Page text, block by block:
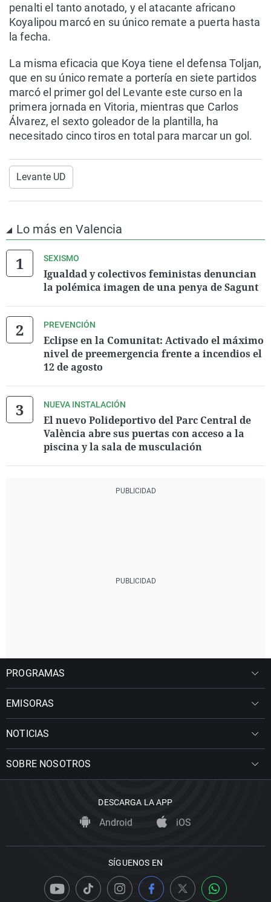
penalti el tanto anotado, y el atacante africano
Koyalipou marcó en su único remate a puerta hasta
la fecha.
La misma eficacia que Koya tiene el defensa Toljan,
que en su único remate a portería en siete partidos
marcó el primer gol del Levante este curso en la
primera jornada en Vitoria, mientras que Carlos
Álvarez, el sexto goleador de la plantilla, ha
necesitado cinco tiros en total para marcar un gol.
Levante UD
Lo más en Valencia
SEXISMO
Igualdad y colectivos feministas denuncian
la polémica imagen de una penya de Sagunt
PREVENCIÓN
Eclipse en la Comunitat: Activado el máximo
nivel de preemergencia frente a incendios el
12 de agosto
NUEVA INSTALACIÓN
El nuevo Polideportivo del Parc Central de
València abre sus puertas con acceso a la
piscina y la sala de musculación
PROGRAMAS
EMISORAS
NOTICIAS
SOBRE NOSOTROS
DESCARGA LA APP
Android iOS
SÍGUENOS EN